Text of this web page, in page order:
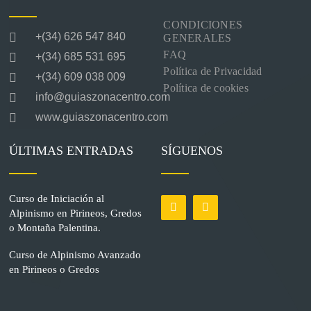
+(34) 626 547 840
+(34) 685 531 695
+(34) 609 038 009
info@guiaszonacentro.com
www.guiaszonacentro.com
CONDICIONES
GENERALES
FAQ
Política de Privacidad
Política de cookies
ÚLTIMAS ENTRADAS
Curso de Iniciación al
Alpinismo en Pirineos, Gredos
o Montaña Palentina.
Curso de Alpinismo Avanzado
en Pirineos o Gredos
SÍGUENOS